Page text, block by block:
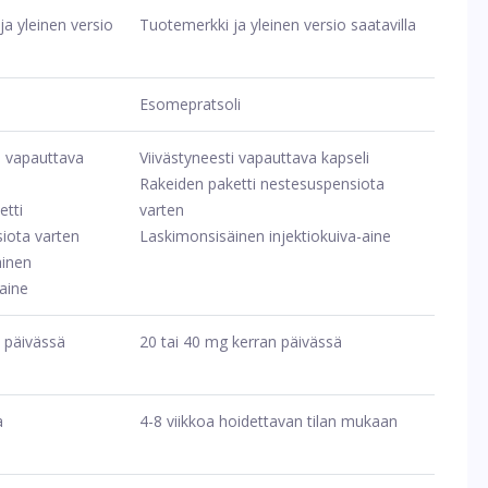
yleinen versio Tuotemerkki ja yleinen versio saatavilla
Esomepratsoli
vapauttava
varten
Viivästyneesti vapauttava kapseli
Rakeiden paketti nestesuspensiota
varten
Laskimonsisäinen injektiokuiva-aine
20 tai 40 mg kerran päivässä
4-8 viikkoa hoidettavan tilan mukaan